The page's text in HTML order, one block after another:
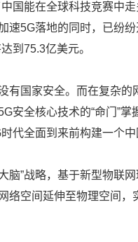
国能在全球科技竞赛中
速5G落地的同时，已纷
到75.3亿美元。
有国家安全。而在复杂
安全核心技术的“命门”
代全面到来前构建一个中
脑”战略，基于新型物联
络空间延伸至物理空间